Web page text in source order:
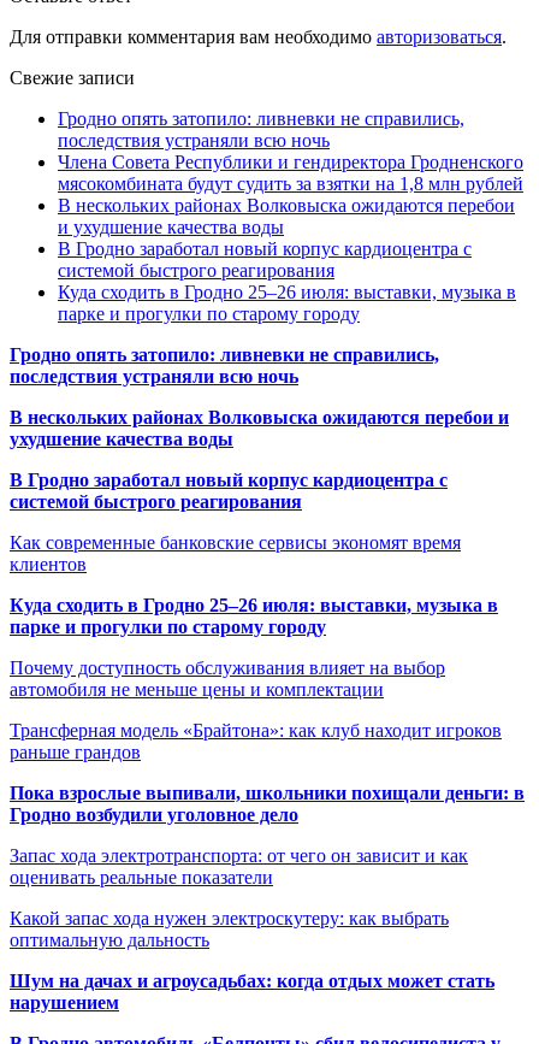
Для отправки комментария вам необходимо авторизоваться.
Свежие записи
Гродно опять затопило: ливневки не справились,
последствия устраняли всю ночь
Члена Совета Республики и гендиректора Гродненского
мясокомбината будут судить за взятки на 1,8 млн рублей
В нескольких районах Волковыска ожидаются перебои
и ухудшение качества воды
В Гродно заработал новый корпус кардиоцентра с
системой быстрого реагирования
Куда сходить в Гродно 25–26 июля: выставки, музыка в
парке и прогулки по старому городу
Гродно опять затопило: ливневки не справились,
последствия устраняли всю ночь
В нескольких районах Волковыска ожидаются перебои и
ухудшение качества воды
В Гродно заработал новый корпус кардиоцентра с
системой быстрого реагирования
Как современные банковские сервисы экономят время
клиентов
Куда сходить в Гродно 25–26 июля: выставки, музыка в
парке и прогулки по старому городу
Почему доступность обслуживания влияет на выбор
автомобиля не меньше цены и комплектации
Трансферная модель «Брайтона»: как клуб находит игроков
раньше грандов
Пока взрослые выпивали, школьники похищали деньги: в
Гродно возбудили уголовное дело
Запас хода электротранспорта: от чего он зависит и как
оценивать реальные показатели
Какой запас хода нужен электроскутеру: как выбрать
оптимальную дальность
Шум на дачах и агроусадьбах: когда отдых может стать
нарушением